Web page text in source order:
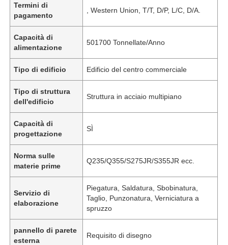
Termini di
pagamento
, Western Union, T/T, D/P, L/C, D/A.
Capacità di
alimentazione
501700 Tonnellate/Anno
Tipo di edificio Edificio del centro commerciale
Tipo di struttura
dell'edificio
Struttura in acciaio multipiano
Capacità di
progettazione
SÌ
Norma sulle
materie prime
Q235/Q355/S275JR/S355JR ecc.
Servizio di
elaborazione
Piegatura, Saldatura, Sbobinatura,
Taglio, Punzonatura, Verniciatura a
spruzzo
pannello di parete
esterna
Requisito di disegno